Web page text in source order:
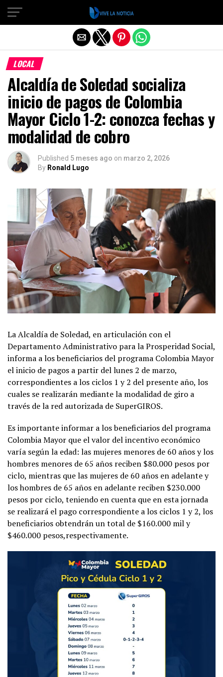
LOCAL
Alcaldía de Soledad socializa
inicio de pagos de Colombia
Mayor Ciclo 1-2: conozca fechas y
modalidad de cobro
Published 5 meses ago on marzo 2, 2026
By Ronald Lugo
La Alcaldía de Soledad, en articulación con el
Departamento Administrativo para la Prosperidad Social,
informa a los beneficiarios del programa Colombia Mayor
el inicio de pagos a partir del lunes 2 de marzo,
correspondientes a los ciclos 1 y 2 del presente año, los
cuales se realizarán mediante la modalidad de giro a
través de la red autorizada de SuperGIROS.
Es importante informar a los beneficiarios del programa
Colombia Mayor que el valor del incentivo económico
varía según la edad: las mujeres menores de 60 años y los
hombres menores de 65 años reciben $80.000 pesos por
ciclo, mientras que las mujeres de 60 años en adelante y
los hombres de 65 años en adelante reciben $230.000
pesos por ciclo, teniendo en cuenta que en esta jornada
se realizará el pago correspondiente a los ciclos 1 y 2, los
beneficiarios obtendrán un total de $160.000 mil y
$460.000 pesos,respectivamente.
Salir de la versión móvil